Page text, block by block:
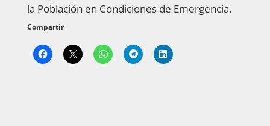
la Población en Condiciones de Emergencia.
Compartir